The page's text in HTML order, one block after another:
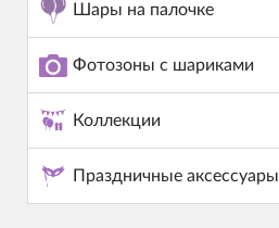
Шары на палочке
Фотозоны с шариками
Коллекции
Праздничные аксессуары